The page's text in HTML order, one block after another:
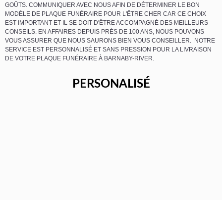
GOÛTS. COMMUNIQUER AVEC NOUS AFIN DE DÉTERMINER LE BON
MODÈLE DE PLAQUE FUNÉRAIRE POUR L'ÊTRE CHER CAR CE CHOIX
EST IMPORTANT ET IL SE DOIT D'ÊTRE ACCOMPAGNÉ DES MEILLEURS
CONSEILS. EN AFFAIRES DEPUIS PRÈS DE 100 ANS, NOUS POUVONS
VOUS ASSURER QUE NOUS SAURONS BIEN VOUS CONSEILLER. NOTRE
SERVICE EST PERSONNALISÉ ET SANS PRESSION POUR LA LIVRAISON
DE VOTRE PLAQUE FUNÉRAIRE À BARNABY-RIVER.
PERSONALISÉ